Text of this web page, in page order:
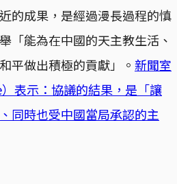
的成果，是經過漫長過程的慎
「能為在中國的天主教生活、
平做出積極的貢獻」。 新聞室
表示：協議的結果，是「讓
同時也受中國當局承認的主